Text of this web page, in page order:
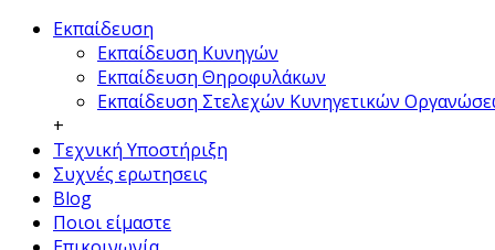
Εκπαίδευση
Εκπαίδευση Κυνηγών
Εκπαίδευση Θηροφυλάκων
Εκπαίδευση Στελεχών Κυνηγετικών
+
Τεχνική Υποστήριξη
Συχνές ερωτησεις
Blog
Ποιοι είμαστε